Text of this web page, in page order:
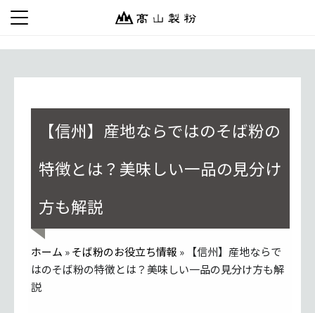
【信州】産地ならではのそば粉の
特徴とは？美味しい一品の見分け
方も解説
ホーム »そば粉のお役立ち情報 »
【信州】産地ならで
はのそば粉の特徴とは？美味しい一品の見分け方も解
説